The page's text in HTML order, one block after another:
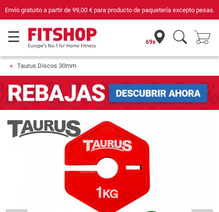
Envío gratuito a partir de 99,00 €para producto de paquetería excepto pesas.
69x
Taurus Discos 30mm